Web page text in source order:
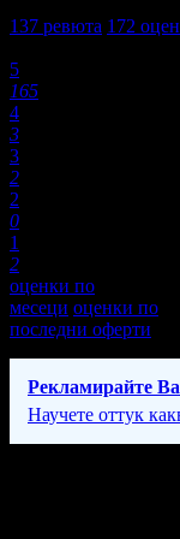
137 ревюта 172
5
165
4
3
3
2
2
0
1
2
оценки по
месеци оценки по
последни оферти
Рекламирайте
Научете оттук